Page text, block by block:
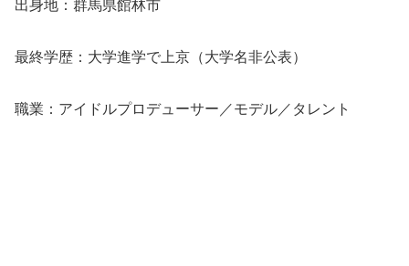
出身地：群馬県館林市
最終学歴：大学進学で上京（大学名非公表）
職業：アイドルプロデューサー／モデル／タレント